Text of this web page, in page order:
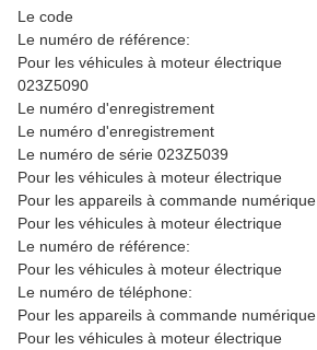
Le code
Le numéro de référence:
Pour les véhicules à moteur électrique
023Z5090
Le numéro d'enregistrement
Le numéro d'enregistrement
Le numéro de série 023Z5039
Pour les véhicules à moteur électrique
Pour les appareils à commande numérique
Pour les véhicules à moteur électrique
Le numéro de référence:
Pour les véhicules à moteur électrique
Le numéro de téléphone:
Pour les appareils à commande numérique
Pour les véhicules à moteur électrique